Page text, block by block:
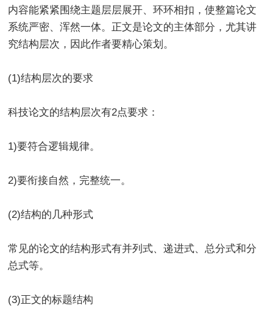
内容能紧紧围绕主题层层展开、环环相扣，使整篇论文
系统严密、浑然一体。正文是论文的主体部分，尤其讲
究结构层次，因此作者要精心策划。
(1)结构层次的要求
科技论文的结构层次有2点要求：
1)要符合逻辑规律。
2)要衔接自然，完整统一。
(2)结构的几种形式
常见的论文的结构形式有并列式、递进式、总分式和分
总式等。
(3)正文的标题结构